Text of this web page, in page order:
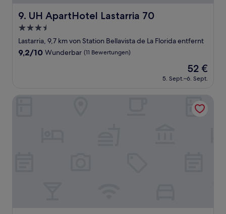
9. UH ApartHotel Lastarria 70
UH ApartHotel Lastarria 70
3.5-
Sterne-
Unterkunft
Lastarria, 9,7 km von Station Bellavista de La Florida entfernt
9.2
Bewertungen)
9,2/10 Wunderbar (11 Bewertungen)
Der
Preis
beträgt
52 €
5. Sept.–6. Sept.